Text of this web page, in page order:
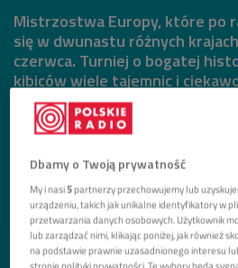
Mistrzostwa Europy, które po
się w dwunastu różnych
czerwca. Turniej o bogatej
kibiców wiele tajemnic i
Dbamy o Twoją prywatność
My i nasi5partnerzy przechowujemy lub
urządzeniu, takich jak unikalne identyfikatory w
przetwarzania danych osobowych. Użytkownik
lub zarządzać nimi, klikając poniżej, jak również
na podstawie prawnie uzasadnionego interesu
stronie polityki prywatności. Te wybory będą